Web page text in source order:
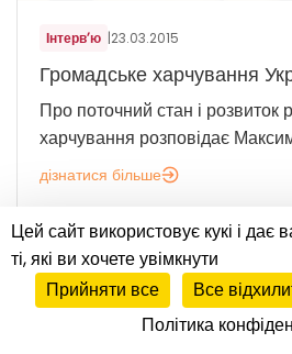
Інтерв’ю |23.03.2015
Громадське харчування
Про поточний стан і розвиток
харчування розповідає
дізнатися більше
Цей сайт використовує кукі і дає
ті, які ви хочете увімкнути
Прийняти все
Все
Політика